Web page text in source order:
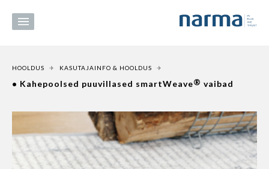
HOOLDUS KASUTAJAINFO & HOOLDUS
• Kahepoolsed puuvillased smartWeave® vaibad